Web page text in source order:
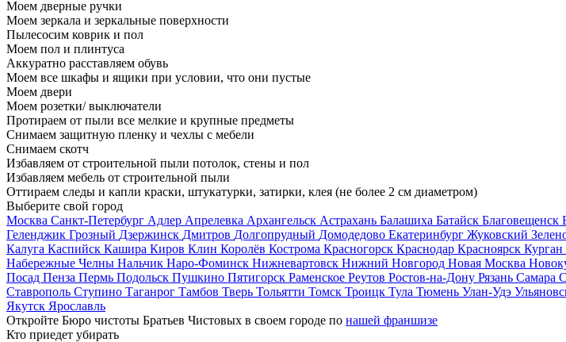
Моем дверные ручки
Моем зеркала и зеркальные поверхности
Пылесосим коврик и пол
Моем пол и плинтуса
Аккуратно расставляем обувь
Моем все шкафы и ящики при условии, что они пустые
Моем двери
Моем розетки/ выключатели
Протираем от пыли все мелкие и крупные предметы
Снимаем защитную пленку и чехлы с мебели
Снимаем скотч
Избавляем от строительной пыли потолок, стены и пол
Избавляем мебель от строительной пыли
Оттираем следы и капли краски, штукатурки, затирки, клея (не более 2 см диаметром)
Выберите свой город
Москва Санкт-Петербург Адлер Апрелевка Архангельск Астрахань Балашиха Батайск Благовещенск
Геленджик Грозный Дзержинск Дмитров Долгопрудный Домодедово Екатеринбург Жуковский
Калуга Каспийск Кашира Киров Клин Королёв Кострома Красногорск Краснодар Красноярск Курган
Набережные Челны Нальчик Наро-Фоминск Нижневартовск Нижний Новгород Новая Москва
Посад Пенза Пермь Подольск Пушкино Пятигорск Раменское Реутов Ростов-на-Дону Рязань Самара
Ставрополь Ступино Таганрог Тамбов Тверь Тольятти Томск Троицк Тула Тюмень Улан-Удэ
Якутск Ярославль
Откройте Бюро чистоты Братьев Чистовых в своем городе по нашей франшизе
Кто приедет убирать